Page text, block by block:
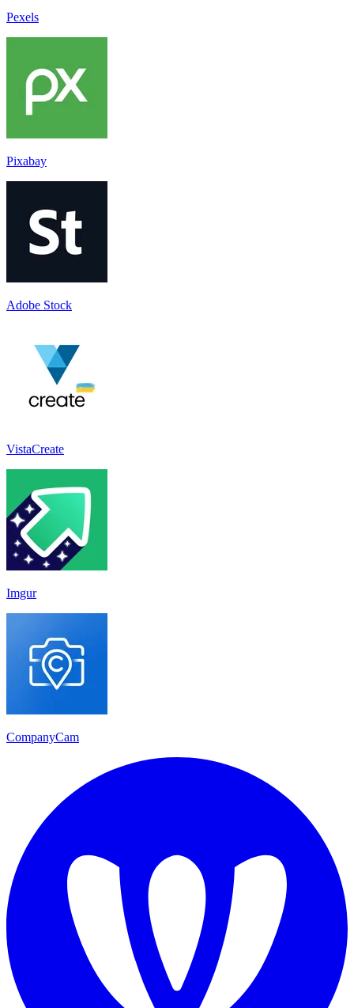
Pexels
Pixabay
Adobe Stock
VistaCreate
Imgur
CompanyCam